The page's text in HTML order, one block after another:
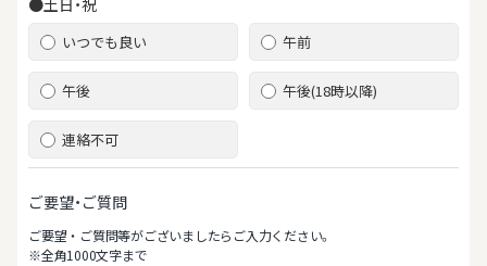
●土日・祝
いつでも良い 午前
午後 午後(18時以降)
連絡不可
ご要望・ご質問
ご要望‧ご質問等がございましたらご⼊⼒ください。
※全⾓1000⽂字まで